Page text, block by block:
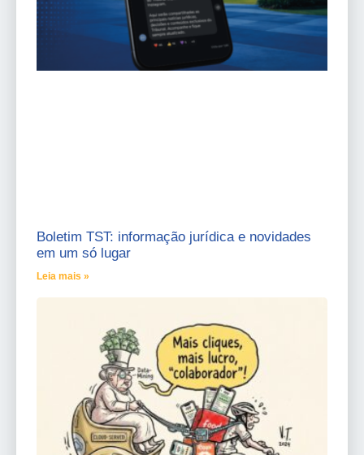
Boletim TST: informação jurídica e novidades
em um só lugar
Leia mais »